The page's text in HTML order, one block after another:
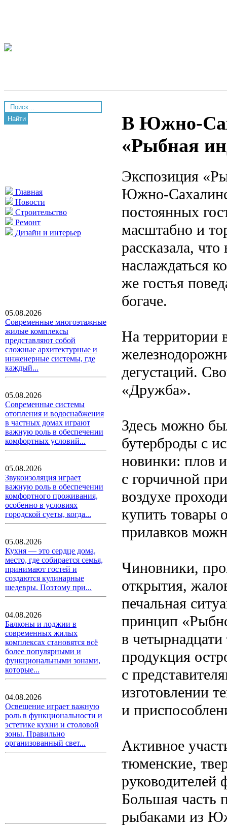
Найти
Главная
Новости
Строительство
Ремонт
Дизайн и интерьер
05.08.2026
Современные многоэтажные
жилые комплексы
представляют собой
сложные архитектурные и
инженерные системы, где
каждый...
05.08.2026
Современные системы
отопления и водоснабжения
в частных домах играют
важную роль в обеспечении
комфортных условий...
05.08.2026
Звукоизоляция играет
важную роль в обеспечении
комфортного проживания,
особенно в условиях
городской суеты, когда...
05.08.2026
Кухня — это сердце дома,
место, где собирается семья,
принимают гостей и
создаются кулинарные
шедевры. Поэтому при...
04.08.2026
Балконы и лоджии в
современных жилых
комплексах становятся всё
более популярными и
функциональными зонами,
которые...
04.08.2026
Освещение играет важную
роль в функциональности и
эстетике кухни и столовой
зоны. Правильно
организованный свет...
В Южно-
«Рыбная
Экспозиция
Южно-
постоянных
масштабно и
рассказала,
наслаждаться
же гостья
богаче.
На территории
дегустаций.
«Дружба».
Здесь можно
бутерброды с
новинки: плов
с горчичной
воздухе
купить товары
прилавков
Чиновники,
открытия,
печальная
принцип
в четырнадцати
продукция
с
изготовлении
и
Активное
тюменские,
Большая часть
рыбаками из